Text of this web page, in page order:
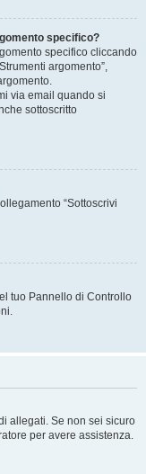
specifico?
specifico cliccando
argomento”,
via email quando si
sottoscritto
“Sottoscrivi
tuo Pannello di Controllo
allegati. Se non sei sicuro
per avere assistenza.